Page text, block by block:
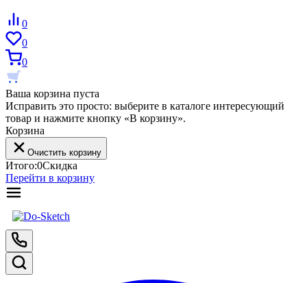
0
0
0
Ваша корзина пуста
Исправить это просто: выберите в каталоге интересующий
товар и нажмите кнопку «В корзину».
Корзина
Очистить корзину
Итого:0Скидка
Перейти в корзину